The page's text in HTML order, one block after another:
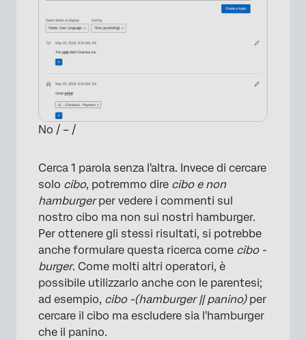
×
No / – /
Cerca 1 parola senza l'altra. Invece di cercare
solo cibo, potremmo dire cibo e non
hamburgerper vedere i commenti sul
nostro cibo ma non sui nostri hamburger.
Per ottenere gli stessi risultati, si potrebbe
anche formulare questa ricerca come cibo -
burger. Come molti altri operatori, è
possibile utilizzarlo anche con le parentesi;
ad esempio, cibo -(hamburger || panino)per
cercare il cibo ma escludere sia l'hamburger
che il panino.